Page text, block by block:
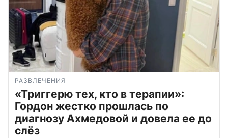
РАЗВЛЕЧЕНИЯ
«Триггерю тех, кто в терапии»:
Гордон жестко прошлась по
диагнозу Ахмедовой и довела ее до
слёз